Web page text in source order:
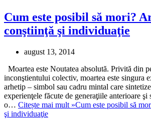
Cum este posibil să mori?
conştiinţă şi individuaţie
august 13, 2014
Moartea este Noutatea absolută. Privită din
inconştientului colectiv, moartea este singura
arhetip – simbol sau cadru mintal care
experienţele făcute de generaţiile anterioare şi
o… Citește mai mult »Cum este posibil să
şi individuaţie